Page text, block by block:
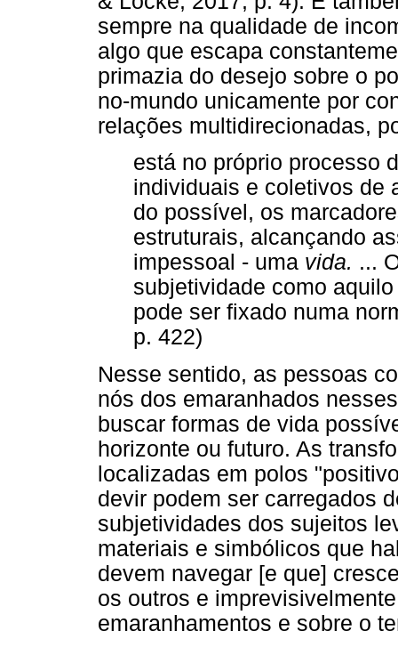
sempre na qualidade de
algo que escapa
primazia do desejo sobre o
no-mundo unicamente por
relações multidirecionadas,
está no próprio processo
individuais e coletivos de
do possível, os
estruturais, alcançando
impessoal - uma vida. ...
subjetividade como
pode ser fixado numa
p. 422)
Nesse sentido, as pessoas
nós dos emaranhados
buscar formas de vida
horizonte ou futuro. As
localizadas em polos
devir podem ser carregados
subjetividades dos sujeitos
materiais e simbólicos que
devem navegar [e que]
os outros e
emaranhamentos e sobre o